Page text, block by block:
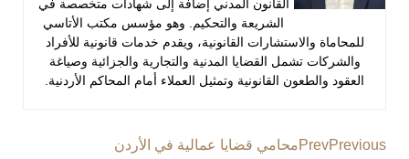
القانون المدني إضافة إلى شهادات متخصصة في
الشريعة والتحكيم. وهو مؤسس مكتب الأتاسي
للمحاماة والاستشارات القانونية، ويقدم خدمات قانونية للأفراد
والشركات تشمل القضايا المدنية والتجارية والجزائية وصياغة
العقود والطعون القانونية وتمثيل العملاء أمام المحاكم الأردنية.
PrevPrevious
محامي قضايا عمالية في الأردن